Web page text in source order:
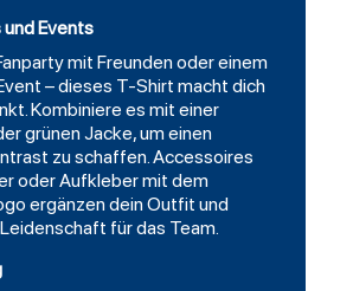
und Events
mit Freunden oder einem
– dieses T-Shirt macht dich
Kombiniere es mit einer
grünen Jacke, um einen
zu schaffen. Accessoires
oder Aufkleber mit dem
ergänzen dein Outfit und
für das Team.